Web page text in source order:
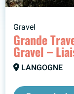
Gravel
Grande
Gravel –
LANGOGNE